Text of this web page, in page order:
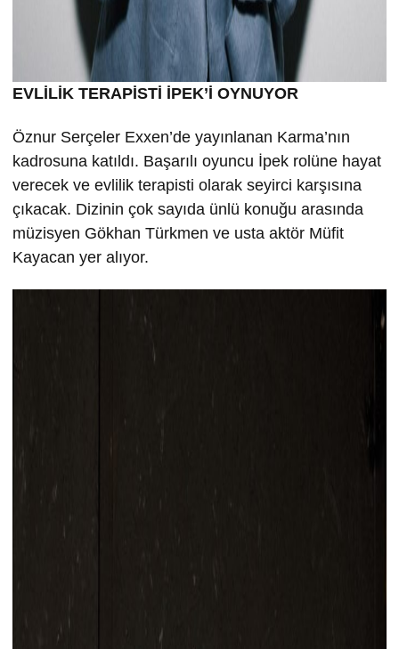
EVLİLİK TERAPİSTİ İPEK’İ OYNUYOR
Öznur Serçeler Exxen’de yayınlanan Karma’nın
kadrosuna katıldı. Başarılı oyuncu İpek rolüne hayat
verecek ve evlilik terapisti olarak seyirci karşısına
çıkacak. Dizinin çok sayıda ünlü konuğu arasında
müzisyen Gökhan Türkmen ve usta aktör Müfit
Kayacan yer alıyor.